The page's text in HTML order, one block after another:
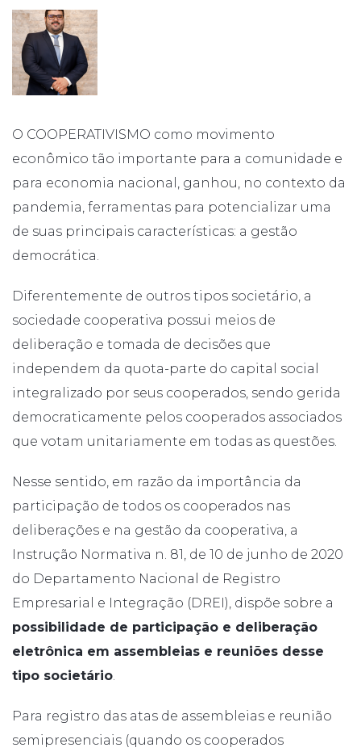
O COOPERATIVISMO como movimento
econômico tão importante para a comunidade e
para economia nacional, ganhou, no contexto da
pandemia, ferramentas para potencializar uma
de suas principais características: a gestão
democrática.
Diferentemente de outros tipos societário, a
sociedade cooperativa possui meios de
deliberação e tomada de decisões que
independem da quota-parte do capital social
integralizado por seus cooperados, sendo gerida
democraticamente pelos cooperados associados
que votam unitariamente em todas as questões.
Nesse sentido, em razão da importância da
participação de todos os cooperados nas
deliberações e na gestão da cooperativa, a
Instrução Normativa n. 81, de 10 de junho de 2020
do Departamento Nacional de Registro
Empresarial e Integração (DREI), dispõe sobre a
possibilidade de participação e deliberação
eletrônica em assembleias e reuniões desse
tipo societário.
Para registro das atas de assembleias e reunião
semipresenciais (quando os cooperados